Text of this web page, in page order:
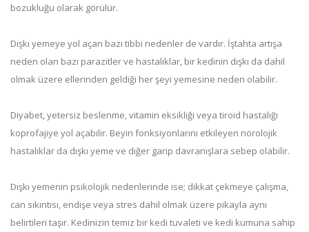
bozukluğu olarak görülür.
Dışkı yemeye yol açan bazı tıbbi nedenler de vardır. İştahta artışa
neden olan bazı parazitler ve hastalıklar, bir kedinin dışkı da dahil
olmak üzere ellerinden geldiği her şeyi yemesine neden olabilir.
Diyabet, yetersiz beslenme, vitamin eksikliği veya tiroid hastalığı
koprofajiye yol açabilir. Beyin fonksiyonlarını etkileyen nörolojik
hastalıklar da dışkı yeme ve diğer garip davranışlara sebep olabilir.
Dışkı yemenin psikolojik nedenlerinde ise; dikkat çekmeye çalışma,
can sıkıntısı, endişe veya stres dahil olmak üzere pikayla aynı
belirtileri taşır. Kedinizin temiz bir kedi tuvaleti ve kedi kumuna sahip